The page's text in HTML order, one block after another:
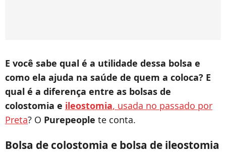
E você sabe qual é a utilidade dessa bolsa e
como ela ajuda na saúde de quem a coloca? E
qual é a diferença entre as bolsas de
colostomia e ileostomia, usada no passado por
Preta? O Purepeople te conta.
Bolsa de colostomia e bolsa de ileostomia